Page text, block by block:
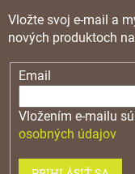
Vložte svoj e-mail a
nových produktoch
Email
Vložením e-mailu
osobných údajov